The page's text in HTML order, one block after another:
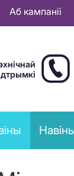
Аб кампаніі